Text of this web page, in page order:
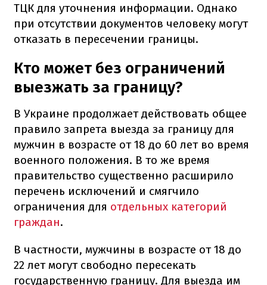
ТЦК для уточнения информации. Однако
при отсутствии документов человеку могут
отказать в пересечении границы.
Кто может без ограничений
выезжать за границу?
В Украине продолжает действовать общее
правило запрета выезда за границу для
мужчин в возрасте от 18 до 60 лет во время
военного положения. В то же время
правительство существенно расширило
перечень исключений и смягчило
ограничения для отдельных категорий
граждан.
В частности, мужчины в возрасте от 18 до
22 лет могут свободно пересекать
государственную границу. Для выезда им